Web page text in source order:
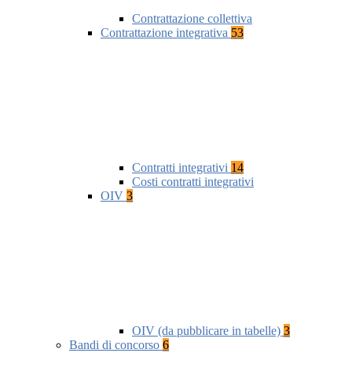
Contrattazione collettiva
Contrattazione integrativa 53
Contratti integrativi 14
Costi contratti integrativi
OIV 3
OIV (da pubblicare in tabelle) 3
Bandi di concorso 6